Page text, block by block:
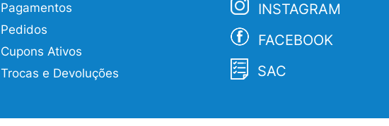
Pagamentos
Pedidos
Cupons Ativos
Trocas e Devoluções
INSTAGRAM
FACEBOOK
SAC